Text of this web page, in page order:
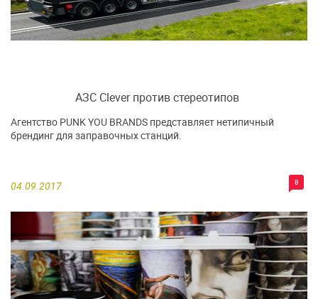
АЗС Clever против стереотипов
04.09.2017 8
Агентство PUNK YOU BRANDS представляет нетипичный
брендинг для заправочных станций.